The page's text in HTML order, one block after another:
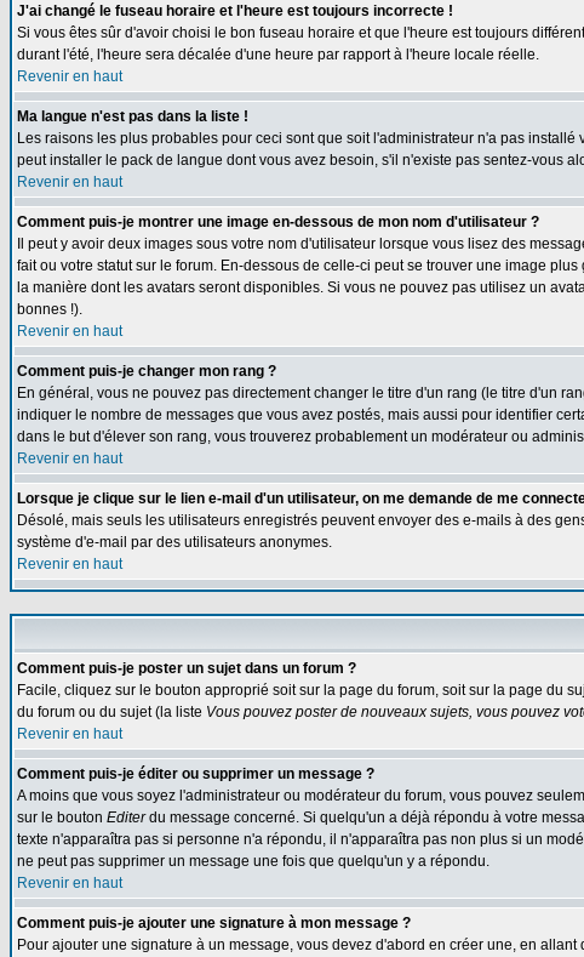
J'ai changé le fuseau horaire et l'heure est toujours incorrecte !
Si vous êtes sûr d'avoir choisi le bon fuseau horaire et que l'heure est toujours
durant l'été, l'heure sera décalée d'une heure par rapport à l'heure locale réelle.
Revenir en haut
Ma langue n'est pas dans la liste !
Les raisons les plus probables pour ceci sont que soit l'administrateur n'a pas
peut installer le pack de langue dont vous avez besoin, s'il n'existe pas sentez-vous
Revenir en haut
Comment puis-je montrer une image en-dessous de mon nom d'utilisateur ?
Il peut y avoir deux images sous votre nom d'utilisateur lorsque vous lisez des
fait ou votre statut sur le forum. En-dessous de celle-ci peut se trouver une image
la manière dont les avatars seront disponibles. Si vous ne pouvez pas utilisez un
bonnes !).
Revenir en haut
Comment puis-je changer mon rang ?
En général, vous ne pouvez pas directement changer le titre d'un rang (le titre d'un
indiquer le nombre de messages que vous avez postés, mais aussi pour identifier
dans le but d'élever son rang, vous trouverez probablement un modérateur ou
Revenir en haut
Lorsque je clique sur le lien e-mail d'un utilisateur, on me demande de me
Désolé, mais seuls les utilisateurs enregistrés peuvent envoyer des e-mails à des
système d'e-mail par des utilisateurs anonymes.
Revenir en haut
Comment puis-je poster un sujet dans un forum ?
Facile, cliquez sur le bouton approprié soit sur la page du forum, soit sur la page du
du forum ou du sujet (la liste Vous pouvez poster de nouveaux sujets, vous pouvez
Revenir en haut
Comment puis-je éditer ou supprimer un message ?
A moins que vous soyez l'administrateur ou modérateur du forum, vous pouvez
sur le bouton Editerdu message concerné. Si quelqu'un a déjà répondu à votre
texte n'apparaîtra pas si personne n'a répondu, il n'apparaîtra pas non plus si un
ne peut pas supprimer un message une fois que quelqu'un y a répondu.
Revenir en haut
Comment puis-je ajouter une signature à mon message ?
Pour ajouter une signature à un message, vous devez d'abord en créer une, en